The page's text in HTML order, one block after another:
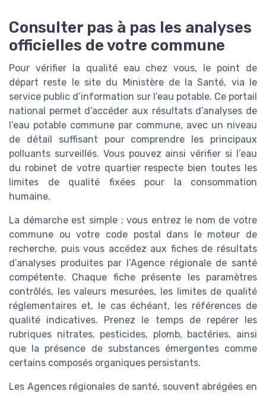
Consulter pas à pas les analyses
officielles de votre commune
Pour vérifier la qualité eau chez vous, le point de
départ reste le site du Ministère de la Santé, via le
service public d’information sur l’eau potable. Ce portail
national permet d’accéder aux résultats d’analyses de
l’eau potable commune par commune, avec un niveau
de détail suffisant pour comprendre les principaux
polluants surveillés. Vous pouvez ainsi vérifier si l’eau
du robinet de votre quartier respecte bien toutes les
limites de qualité fixées pour la consommation
humaine.
La démarche est simple : vous entrez le nom de votre
commune ou votre code postal dans le moteur de
recherche, puis vous accédez aux fiches de résultats
d’analyses produites par l’Agence régionale de santé
compétente. Chaque fiche présente les paramètres
contrôlés, les valeurs mesurées, les limites de qualité
réglementaires et, le cas échéant, les références de
qualité indicatives. Prenez le temps de repérer les
rubriques nitrates, pesticides, plomb, bactéries, ainsi
que la présence de substances émergentes comme
certains composés organiques persistants.
Les Agences régionales de santé, souvent abrégées en